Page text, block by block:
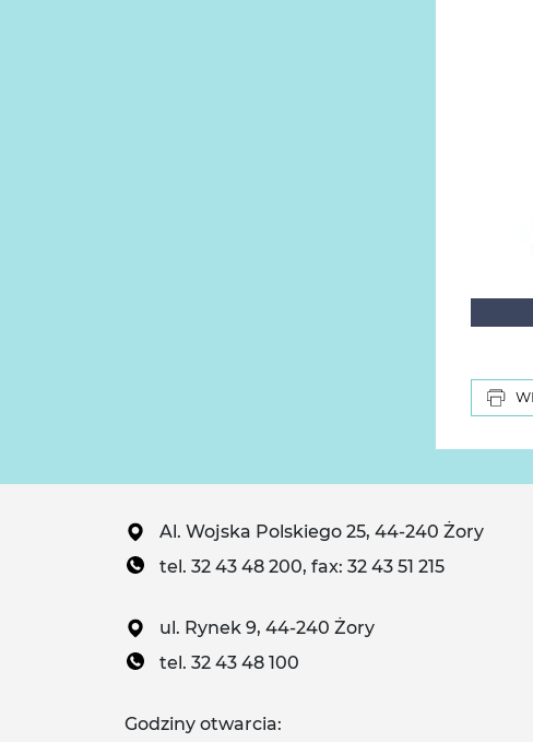
Al. Wojska Polskiego 25, 44-240 Żory
tel. 32 43 48 200, fax: 32 43 51 215
ul. Rynek 9, 44-240 Żory
tel. 32 43 48 100
Godziny otwarcia: